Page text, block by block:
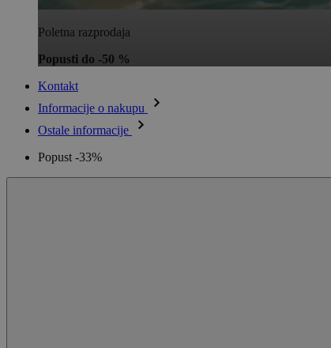
Poletna razprodaja
Popusti do -50 %
Kontakt
Informacije o nakupu
Ostale informacije
Popust -33%